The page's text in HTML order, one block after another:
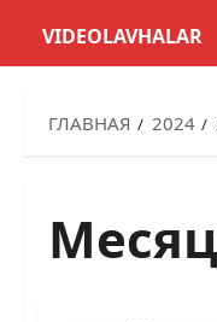
VIDEOLAVHALAR
ГЛАВНАЯ 2024